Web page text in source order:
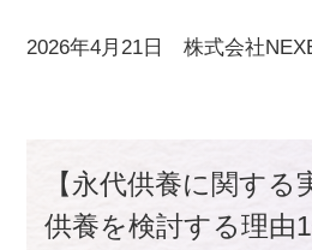
2026年4月21日 株式会社
【永代供養に関する
供養を検討する理由